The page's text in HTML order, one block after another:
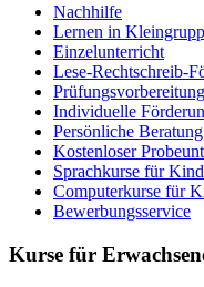
Nachhilfe
Lernen in
Einzelunterricht
Lese-Rechtschreib-
Prüfungsvorbereitung
Individuelle
Persönliche Beratung
Kostenloser
Sprachkurse für
Computerkurse für
Bewerbungsservice
Kurse für